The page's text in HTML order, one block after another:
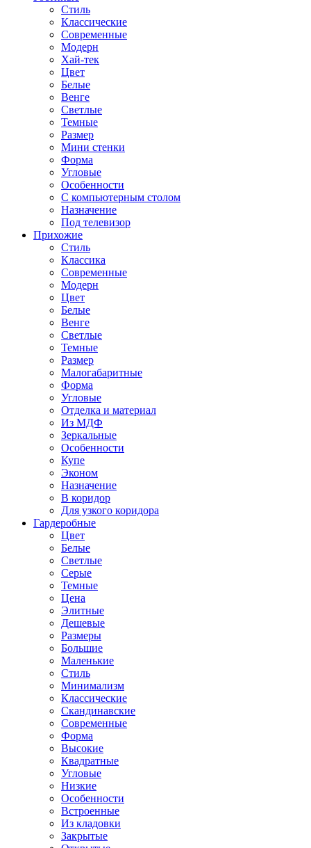
Стиль
Классические
Современные
Модерн
Хай-тек
Цвет
Белые
Венге
Светлые
Темные
Размер
Мини стенки
Форма
Угловые
Особенности
С компьютерным столом
Назначение
Под телевизор
Прихожие
Стиль
Классика
Современные
Модерн
Цвет
Белые
Венге
Светлые
Темные
Размер
Малогабаритные
Форма
Угловые
Отделка и материал
Из МДФ
Зеркальные
Особенности
Купе
Эконом
Назначение
В коридор
Для узкого коридора
Гардеробные
Цвет
Белые
Светлые
Серые
Темные
Цена
Элитные
Дешевые
Размеры
Большие
Маленькие
Стиль
Минимализм
Классические
Скандинавские
Современные
Форма
Высокие
Квадратные
Угловые
Низкие
Особенности
Встроенные
Из кладовки
Закрытые